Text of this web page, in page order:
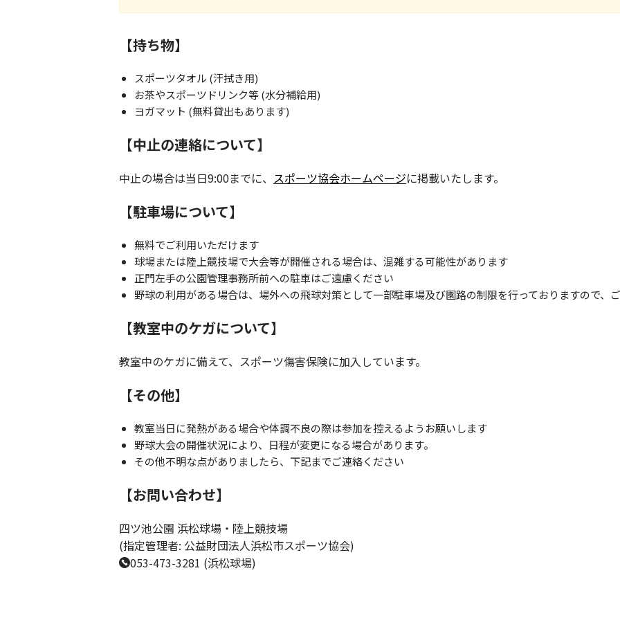
【持ち物】
スポーツタオル (汗拭き用)
お茶やスポーツドリンク等 (水分補給用)
ヨガマット (無料貸出もあります)
【中止の連絡について】
中止の場合は当日9:00までに、 スポーツ協会ホームページに掲載いたします。
【駐車場について】
無料でご利用いただけます
球場または陸上競技場で大会等が開催される場合は、混雑する可能性があります
正門左手の公園管理事務所前への駐車はご遠慮ください
野球の利用がある場合は、場外への飛球対策として一部駐車場及び園路の制限を行っておりますので、
【教室中のケガについて】
教室中のケガに備えて、スポーツ傷害保険に加入しています。
【その他】
教室当日に発熱がある場合や体調不良の際は参加を控えるようお願いします
野球大会の開催状況により、日程が変更になる場合があります。
その他不明な点がありましたら、下記までご連絡ください
【お問い合わせ】
四ツ池公園 浜松球場・陸上競技場
(指定管理者: 公益財団法人浜松市スポーツ協会)
053-473-3281 (浜松球場)